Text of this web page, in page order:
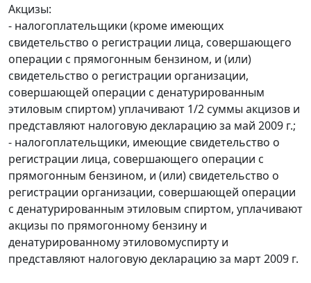
Акцизы:
- налогоплательщики (кроме имеющих
свидетельство о регистрации лица, совершающего
операции с прямогонным бензином, и (или)
свидетельство о регистрации организации,
совершающей операции с денатурированным
этиловым спиртом) уплачивают 1/2 суммы акцизов и
представляют налоговую декларацию за май 2009 г.;
- налогоплательщики, имеющие свидетельство о
регистрации лица, совершающего операции с
прямогонным бензином, и (или) свидетельство о
регистрации организации, совершающей операции
с денатурированным этиловым спиртом, уплачивают
акцизы по прямогонному бензину и
денатурированному этиловомуспирту и
представляют налоговую декларацию за март 2009 г.